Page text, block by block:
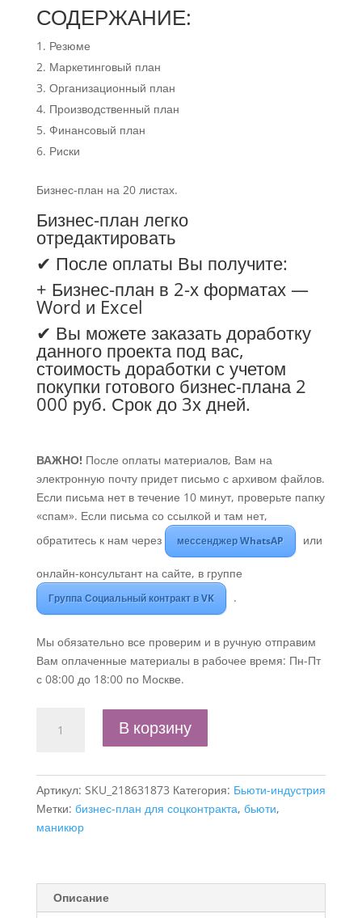
СОДЕРЖАНИЕ:
Резюме
Маркетинговый план
Организационный план
Производственный план
Финансовый план
Риски
Бизнес-план на 20 листах.
Бизнес-план легко
отредактировать
✔ После оплаты Вы получите:
+ Бизнес-план в 2-х форматах —
Word и Excel
✔ Вы можете заказать доработку
данного проекта под вас,
стоимость доработки с учетом
покупки готового бизнес-плана 2
000 руб. Срок до 3х дней.
ВАЖНО!После оплаты материалов, Вам на
электронную почту придет письмо с архивом файлов.
Если письма нет в течение 10 минут, проверьте папку
«спам». Если письма со ссылкой и там нет,
обратитесь к нам через
мессенджер WhatsAP или
онлайн-консультант на сайте, в группе
Группа Социальный контракт в VK .
Мы обязательно все проверим и в ручную отправим
Вам оплаченные материалы в рабочее время: Пн-Пт
с 08:00 до 18:00 по Москве.
товара
план
«Открытие
кабинета
маникюра-
финансовой
моделью
В корзину
Артикул: SKU_218631873 Категория: Бьюти-индустрия
Метки: бизнес-план для соцконтракта, бьюти,
маникюр
Описание